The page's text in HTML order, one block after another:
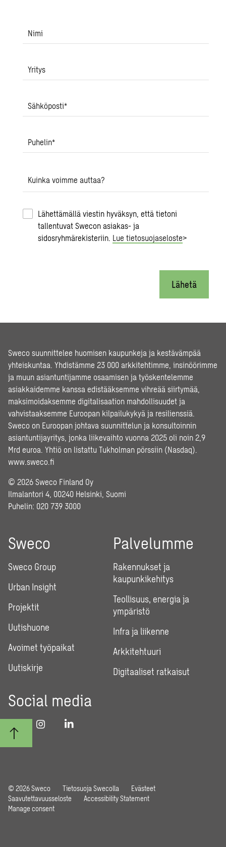
Nimi
Yritys
Sähköposti*
Puhelin*
Kuinka voimme auttaa?
Lähettämällä viestin hyväksyn, että tietoni
tallentuvat Swecon asiakas- ja
sidosryhmärekisteriin. Lue tietosuojaseloste>
Lähetä
Sweco suunnittelee huomisen kaupunkeja ja kestävämpää
yhteiskuntaa. Yhdistämme 23 000 arkkitehtimme, insinöörimme
ja muun asiantuntijamme osaamisen ja työskentelemme
asiakkaidemme kanssa edistääksemme vihreää siirtymää,
maksimoidaksemme digitalisaation mahdollisuudet ja
vahvistaaksemme Euroopan kilpailukykyä ja resilienssiä.
Sweco on Euroopan johtava suunnittelun ja konsultoinnin
asiantuntijayritys, jonka liikevaihto vuonna 2025 oli noin 2,9
Mrd euroa. Yhtiö on listattu Tukholman pörssiin (Nasdaq).
www.sweco.fi
© 2026 Sweco Finland Oy
Ilmalantori 4, 00240 Helsinki, Suomi
Puhelin: 020 739 3000
Sweco
Sweco Group
Urban Insight
Projektit
Uutishuone
Avoimet työpaikat
Uutiskirje
Palvelumme
Rakennukset ja
kaupunkikehitys
Teollisuus, energia ja
ympäristö
Infra ja liikenne
Arkkitehtuuri
Digitaaliset ratkaisut
Social media
© 2026 Sweco Tietosuoja Swecolla
Evästeet
Saavutettavuusseloste
Accessibility Statement
Manage consent